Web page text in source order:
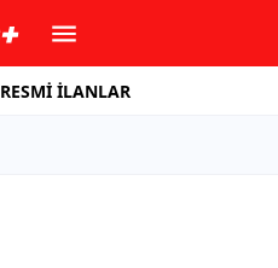
RESMİ İLANLAR